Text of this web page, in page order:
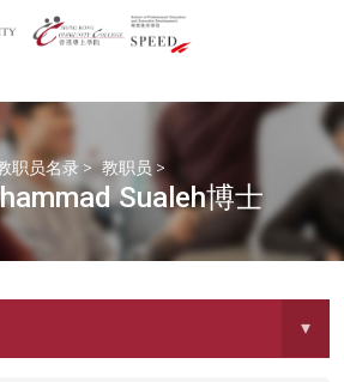
职员名录 > 教职员 >
Sualeh博士
▾